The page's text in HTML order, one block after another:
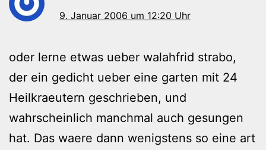
9. Januar 2006 um 12:20 Uhr
oder lerne etwas ueber walahfrid strabo,
der ein gedicht ueber eine garten mit 24
Heilkraeutern geschrieben, und
wahrscheinlich manchmal auch gesungen
hat. Das waere dann wenigstens so eine art